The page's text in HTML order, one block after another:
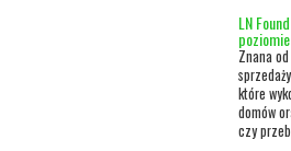
LN
poziomie
Znana
które
domów
czy